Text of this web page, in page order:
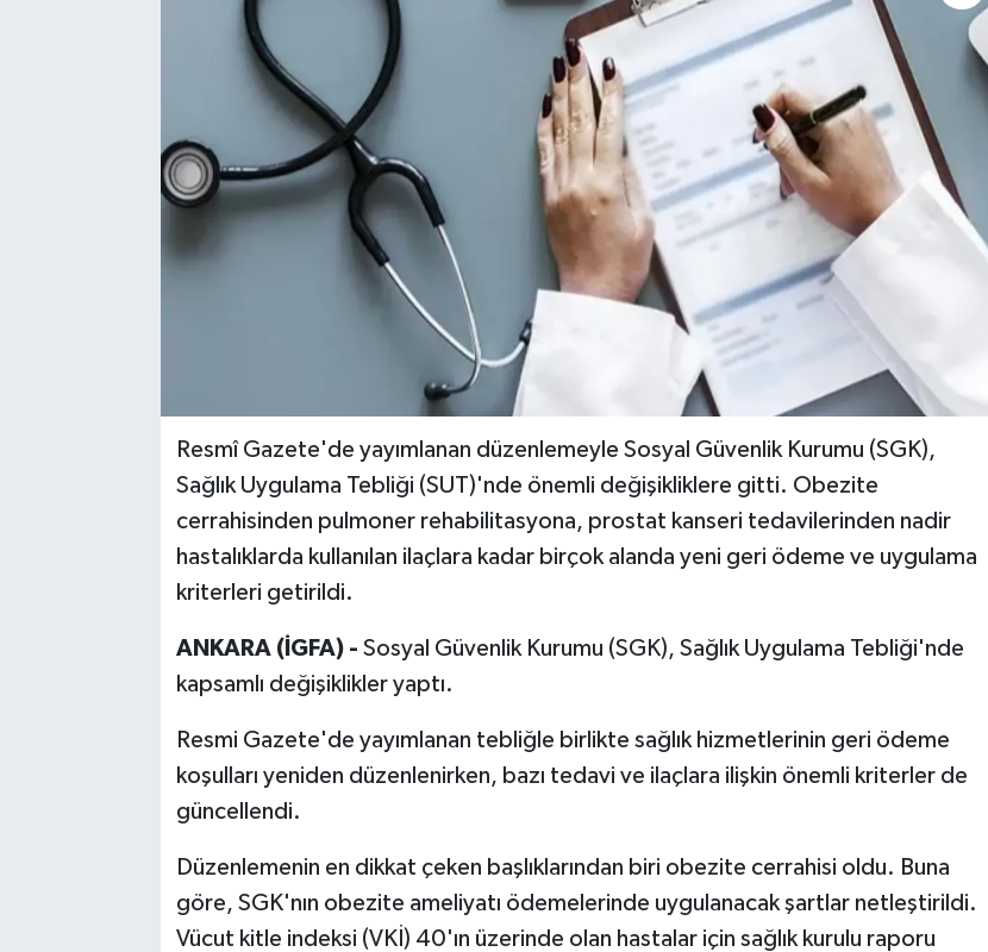
Resmî Gazete'de yayımlanan düzenlemeyle Sosyal Güvenlik Kurumu (SGK),
Sağlık Uygulama Tebliği (SUT)'nde önemli değişikliklere gitti. Obezite
cerrahisinden pulmoner rehabilitasyona, prostat kanseri tedavilerinden nadir
hastalıklarda kullanılan ilaçlara kadar birçok alanda yeni geri ödeme ve uygulama
kriterleri getirildi.
ANKARA (İGFA) - Sosyal Güvenlik Kurumu (SGK), Sağlık Uygulama Tebliği'nde
kapsamlı değişiklikler yaptı.
Resmi Gazete'de yayımlanan tebliğle birlikte sağlık hizmetlerinin geri ödeme
koşulları yeniden düzenlenirken, bazı tedavi ve ilaçlara ilişkin önemli kriterler de
güncellendi.
Düzenlemenin en dikkat çeken başlıklarından biri obezite cerrahisi oldu. Buna
göre, SGK'nın obezite ameliyatı ödemelerinde uygulanacak şartlar netleştirildi.
Vücut kitle indeksi (VKİ) 40'ın üzerinde olan hastalar için sağlık kurulu raporu